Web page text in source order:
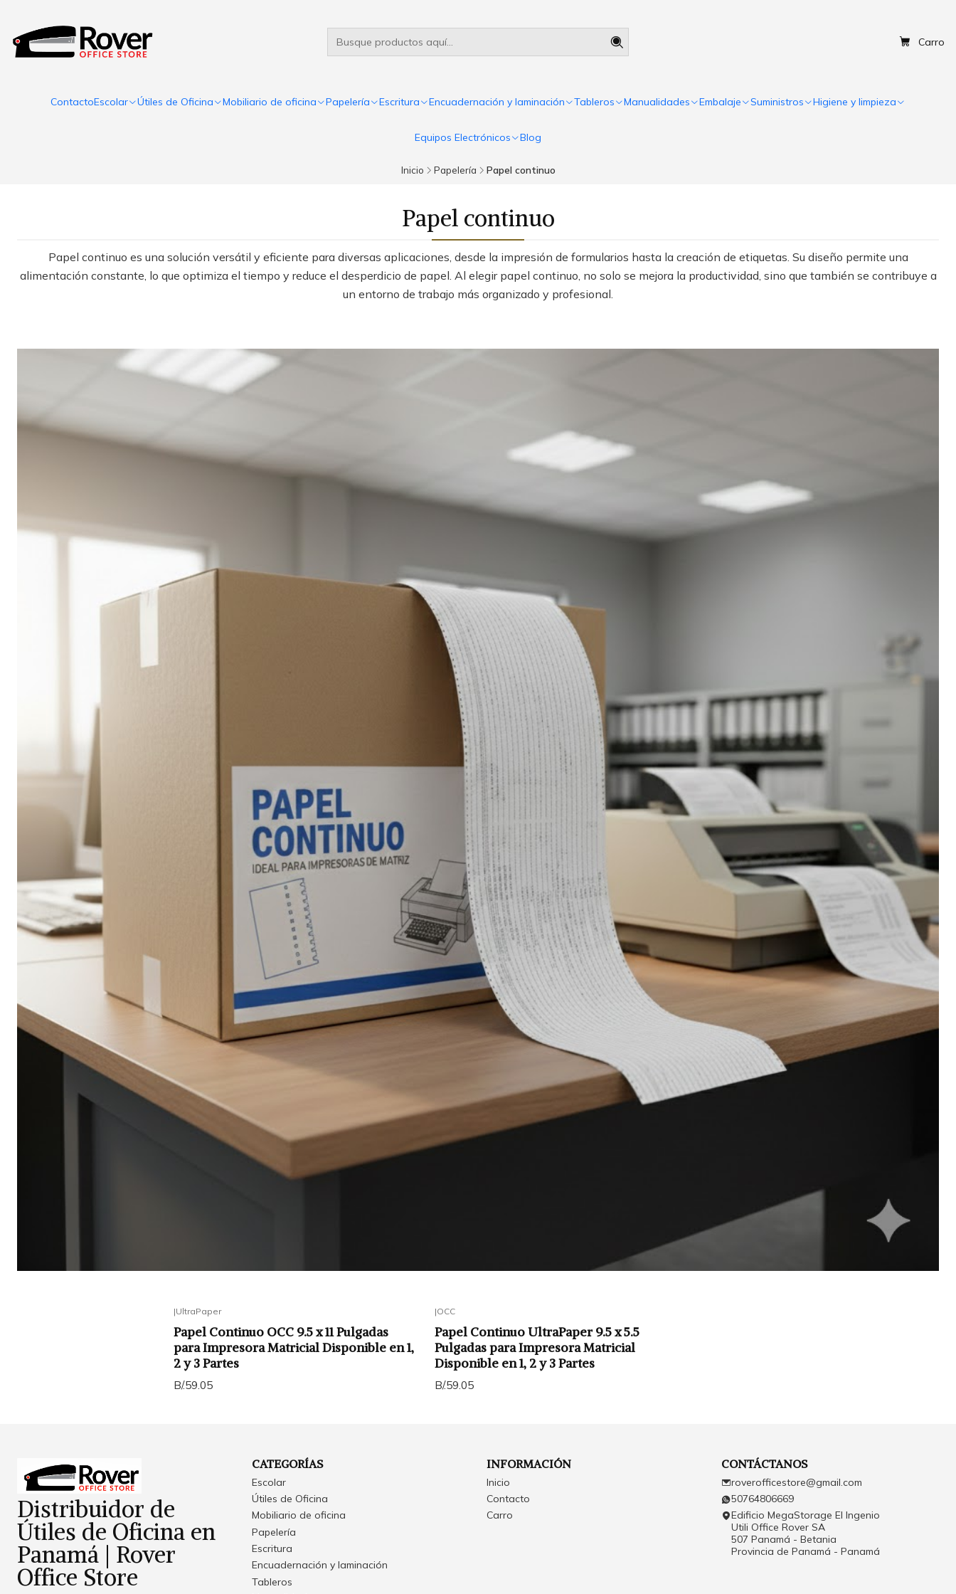
Carro
ContactoEscolar Útiles de Oficina Mobiliario de oficina Papelería Escritura Encuadernación y laminación Tableros Manualidades Embalaje Suministros Higiene y limpieza
Equipos Electrónicos Blog
Inicio Papelería Papel continuo
Papel continuo
Papel continuo es una solución versátil y eficiente para diversas aplicaciones, desde la impresión de formularios hasta la creación de etiquetas. Su diseño permite una
alimentación constante, lo que optimiza el tiempo y reduce el desperdicio de papel. Al elegir papel continuo, no solo se mejora la productividad, sino que también se contribuye a
un entorno de trabajo más organizado y profesional.
|UltraPaper
Papel Continuo OCC 9.5 x 11 Pulgadas
para Impresora Matricial Disponible en 1,
2 y 3 Partes
B/.59.05
|OCC
Papel Continuo UltraPaper 9.5 x 5.5
Pulgadas para Impresora Matricial
Disponible en 1, 2 y 3 Partes
B/.59.05
Distribuidor de
Útiles de Oficina en
Panamá | Rover
Office Store
CATEGORÍAS
Escolar
Útiles de Oficina
Mobiliario de oficina
Papelería
Escritura
Encuadernación y laminación
Tableros
INFORMACIÓN
Inicio
Contacto
Carro
CONTÁCTANOS
roverofficestore@gmail.com
50764806669
Edificio MegaStorage El Ingenio
Utili Office Rover SA
507 Panamá - Betania
Provincia de Panamá - Panamá